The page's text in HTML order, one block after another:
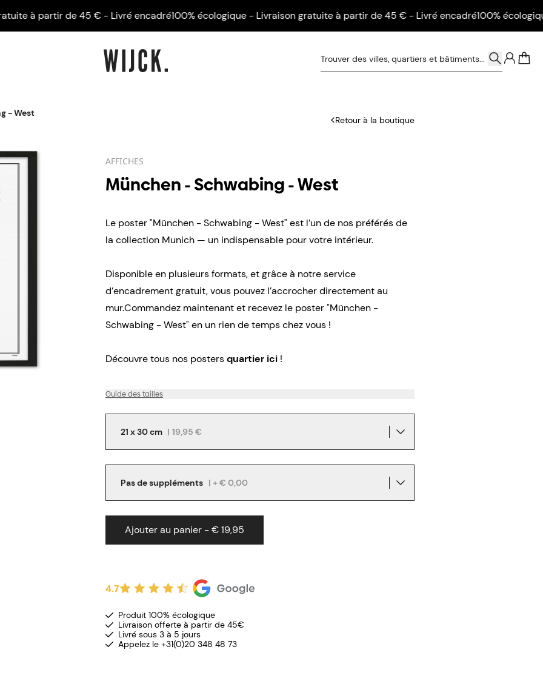
à partir de 45 € - Livré encadré100% écologique - Livraison gratuite à partir de 45 € - Livré encadré100% écologique -
- West
Retour à la boutique
AFFICHES
München - Schwabing - West
Le poster "München - Schwabing - West" est l’un de nos préférés de
la collection Munich — un indispensable pour votre intérieur.
Disponible en plusieurs formats, et grâce à notre service
d’encadrement gratuit, vous pouvez l’accrocher directement au
mur.Commandez maintenant et recevez le poster "München -
Schwabing - West" en un rien de temps chez vous !
Découvre tous nos postersquartier ici !
Guide des tailles
21 x 30 cm | 19,95 €
Pas de suppléments | + € 0,00
Ajouter au panier - € 19,95
4.7
Produit 100% écologique
Livraison offerte à partir de 45€
Livré sous 3 à 5 jours
Appelez le +31(0)20 348 48 73